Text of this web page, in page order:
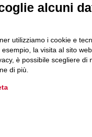
Accedi a
alcuni
utilizziamo i cookie e
la visita al sito
è possibile scegliere di
di più.